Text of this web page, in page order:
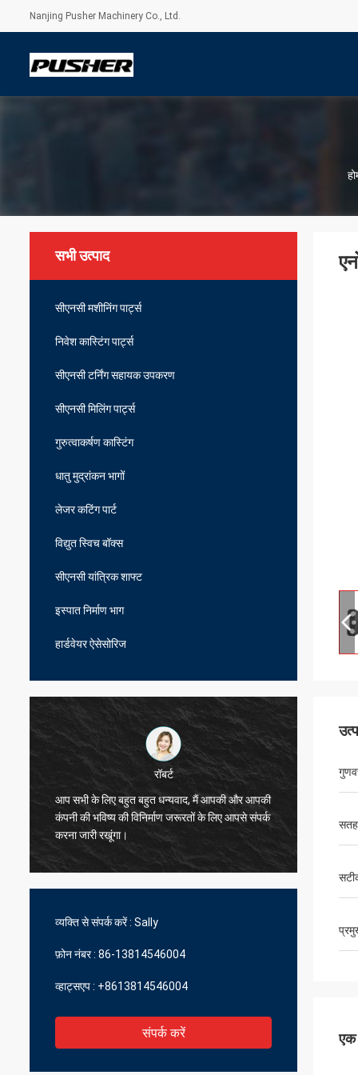
Nanjing Pusher Machinery Co., Ltd.
सभी उत्पाद
सीएनसी मशीनिंग पार्ट्स
निवेश कास्टिंग पार्ट्स
सीएनसी टर्निंग सहायक उपकरण
सीएनसी मिलिंग पार्ट्स
गुरुत्वाकर्षण कास्टिंग
धातु मुद्रांकन भागों
लेजर कटिंग पार्ट
विद्युत स्विच बॉक्स
सीएनसी यांत्रिक शाफ्ट
इस्पात निर्माण भाग
हार्डवेयर ऐसेसोरिज
रॉबर्ट
आप सभी के लिए बहुत बहुत धन्यवाद, मैं आपकी और आपकी
कंपनी की भविष्य की विनिर्माण जरूरतों के लिए आपसे संपर्क
करना जारी रखूंगा।
बहुत
व्यक्ति से संपर्क करें : Sally
फ़ोन नंबर : 86-13814546004
व्हाट्सएप : +8613814546004
संपर्क करें एक